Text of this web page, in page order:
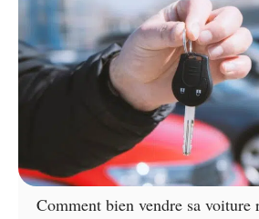
Comment bien vendre sa voiture